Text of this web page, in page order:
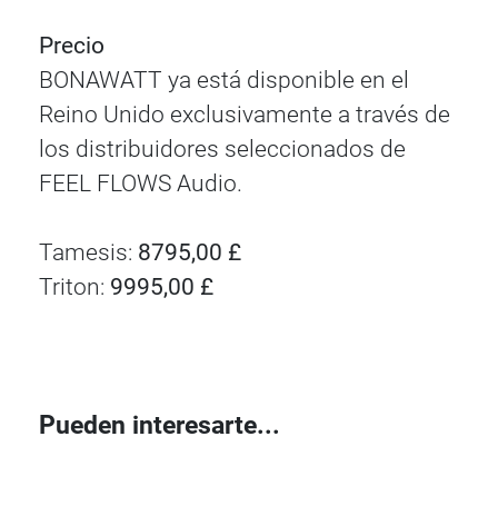
Precio
BONAWATT ya está disponible en el
Reino Unido exclusivamente a través de
los distribuidores seleccionados de
FEEL FLOWS Audio.
Tamesis: 8795,00 £
Triton: 9995,00 £
Pueden interesarte...